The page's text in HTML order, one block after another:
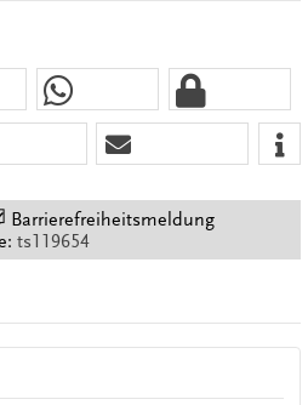
Barrierefreiheitsmeldung
ts119654